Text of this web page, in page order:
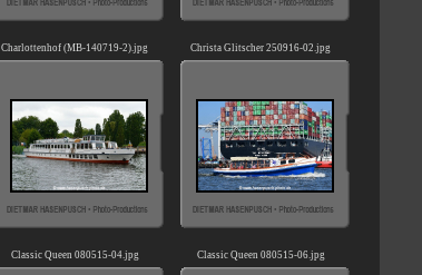
Charlottenhof (MB-140719-2).jpg Christa Glitscher 250916-02.jpg
Classic Queen 080515-04.jpg Classic Queen 080515-06.jpg